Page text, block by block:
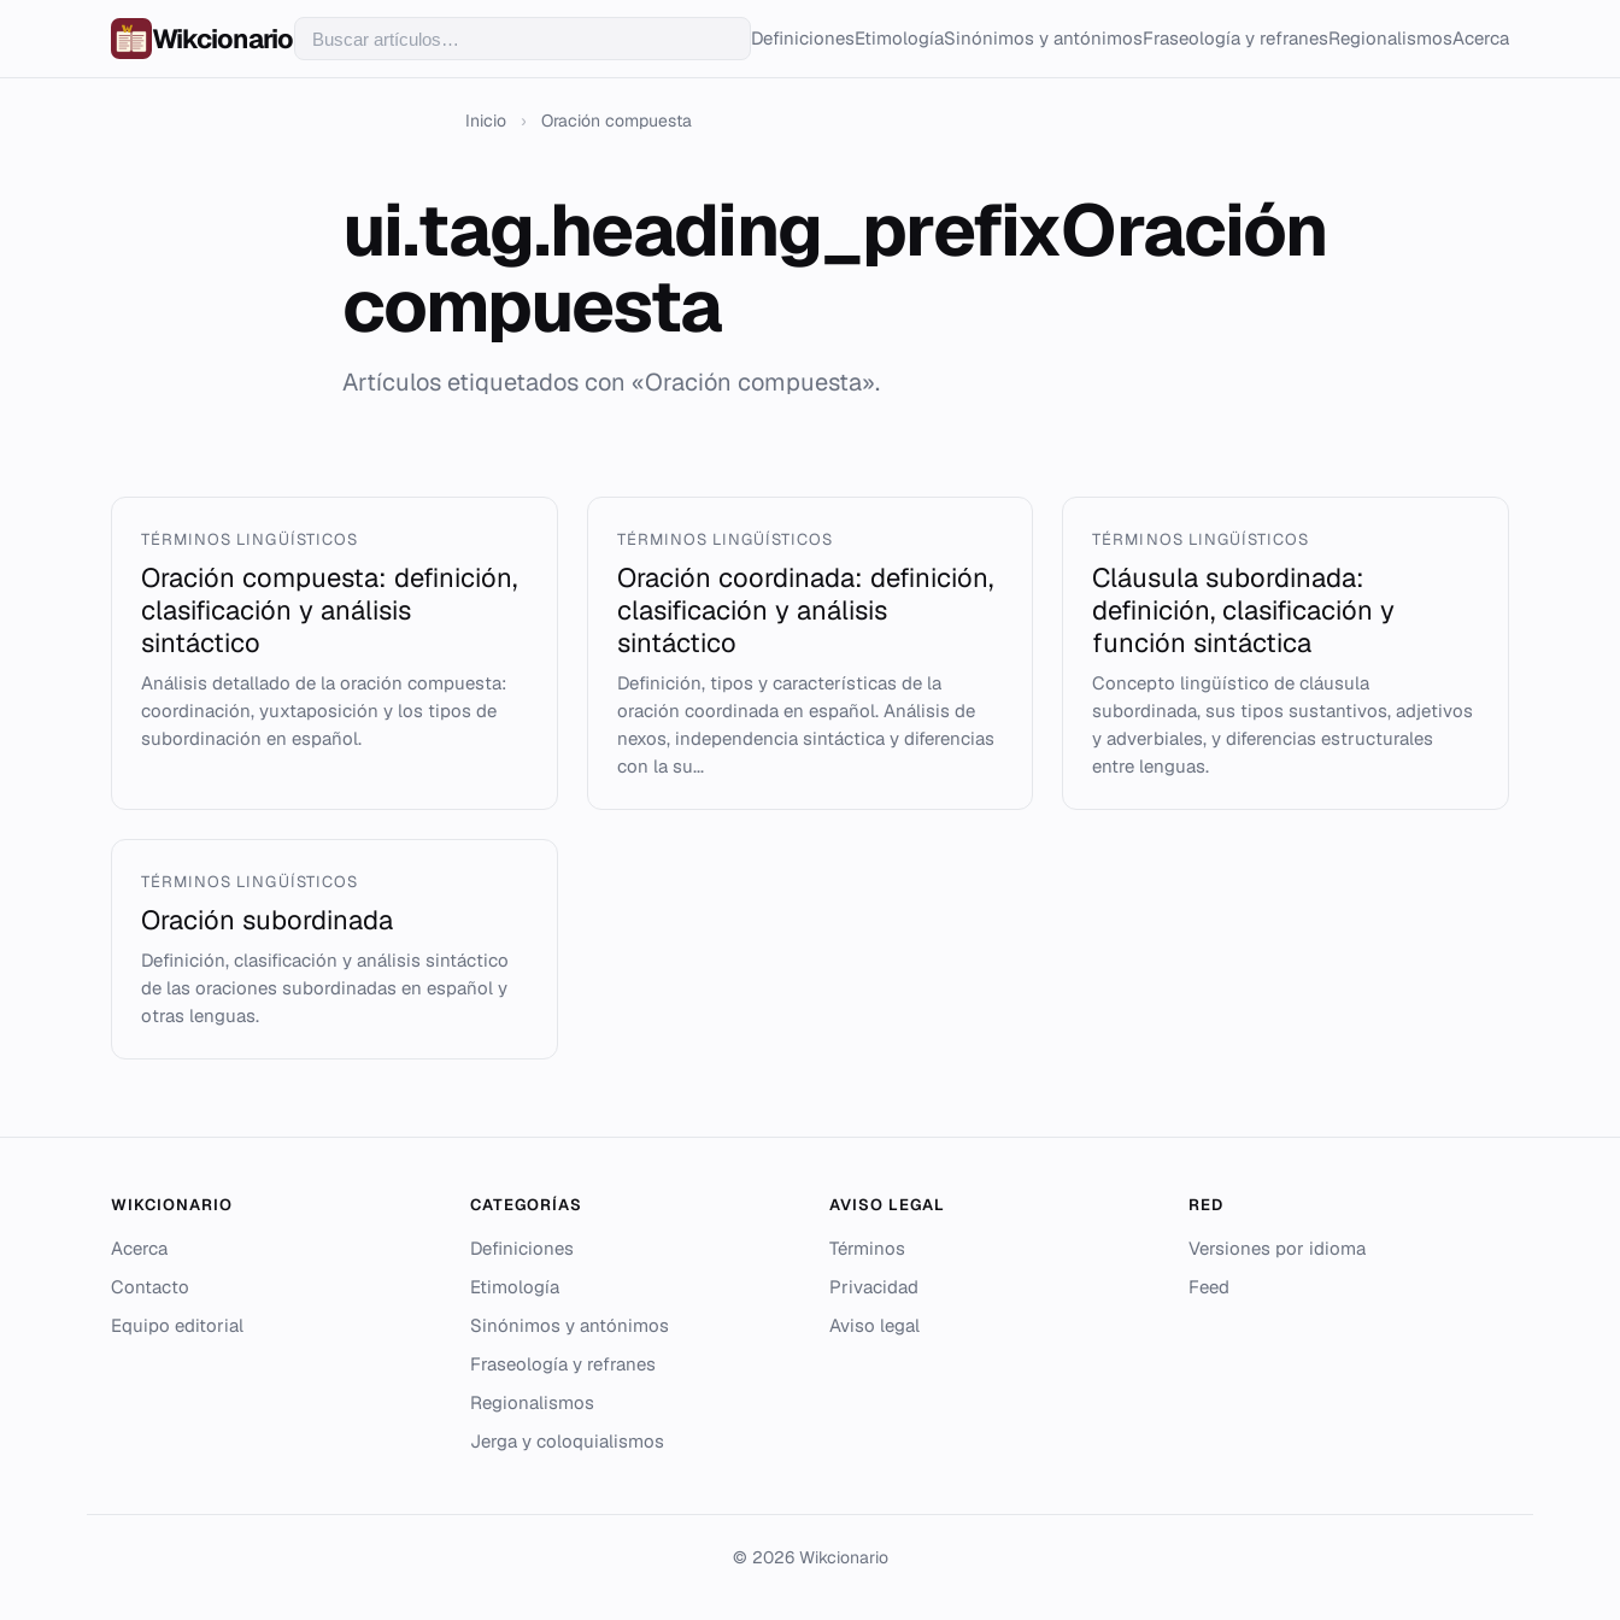
Wikcionario DefinicionesEtimologíaSinónimos y antónimosFraseología y refranesRegionalismosAcerca
Inicio › Oración compuesta
ui.tag.heading_prefixOración
compuesta
Artículos etiquetados con «Oración compuesta».
TÉRMINOS LINGÜÍSTICOS
Oración compuesta: definición,
clasificación y análisis
sintáctico
Análisis detallado de la oración compuesta:
coordinación, yuxtaposición y los tipos de
subordinación en español.
TÉRMINOS LINGÜÍSTICOS
Oración coordinada: definición,
clasificación y análisis
sintáctico
Definición, tipos y características de la
oración coordinada en español. Análisis de
nexos, independencia sintáctica y diferencias
con la su...
TÉRMINOS LINGÜÍSTICOS
Cláusula subordinada:
definición, clasificación y
función sintáctica
Concepto lingüístico de cláusula
subordinada, sus tipos sustantivos, adjetivos
y adverbiales, y diferencias estructurales
entre lenguas.
TÉRMINOS LINGÜÍSTICOS
Oración subordinada
Definición, clasificación y análisis sintáctico
de las oraciones subordinadas en español y
otras lenguas.
WIKCIONARIO
Acerca
Contacto
Equipo editorial
CATEGORÍAS
Definiciones
Etimología
Sinónimos y antónimos
Fraseología y refranes
Regionalismos
Jerga y coloquialismos
AVISO LEGAL
Términos
Privacidad
Aviso legal
RED
Versiones por idioma
Feed
© 2026 Wikcionario